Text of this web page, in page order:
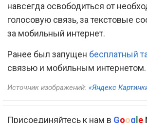
навсегда освободиться от
голосовую связь, за текстовые
за мобильный интернет.
Ранее был запущен бесплатный
связью и мобильным интернетом.
Источник изображений: «Яндекс
Присоединяйтесь к нам в Google